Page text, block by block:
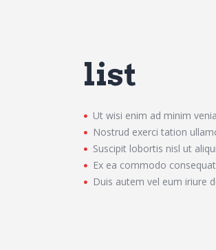
list
Ut wisi enim ad minim
Nostrud exerci tation
Suscipit lobortis nisl ut
Ex ea commodo consequat
Duis autem vel eum iriure